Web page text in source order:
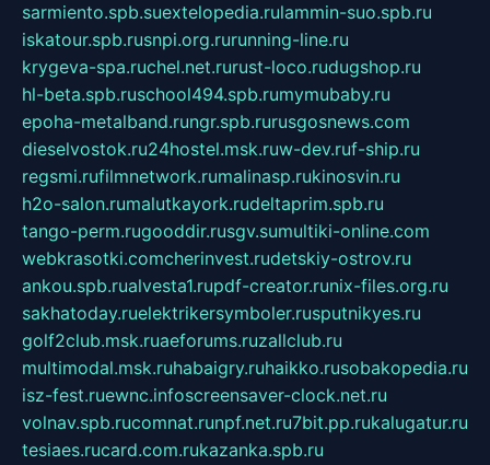
sarmiento.spb.suextelopedia.rulammin-suo.spb.ru
iskatour.spb.rusnpi.org.rurunning-line.ru
krygeva-spa.ruchel.net.rurust-loco.rudugshop.ru
hl-beta.spb.ruschool494.spb.rumymubaby.ru
epoha-metalband.rungr.spb.rurusgosnews.com
dieselvostok.ru24hostel.msk.ruw-dev.ruf-ship.ru
regsmi.rufilmnetwork.rumalinasp.rukinosvin.ru
h2o-salon.rumalutkayork.rudeltaprim.spb.ru
tango-perm.rugooddir.rusgv.sumultiki-online.com
webkrasotki.comcherinvest.rudetskiy-ostrov.ru
ankou.spb.rualvesta1.rupdf-creator.runix-files.org.ru
sakhatoday.ruelektrikersymboler.rusputnikyes.ru
golf2club.msk.ruaeforums.ruzallclub.ru
multimodal.msk.ruhabaigry.ruhaikko.rusobakopedia.ru
isz-fest.ruewnc.infoscreensaver-clock.net.ru
volnav.spb.rucomnat.runpf.net.ru7bit.pp.rukalugatur.ru
tesiaes.rucard.com.rukazanka.spb.ru